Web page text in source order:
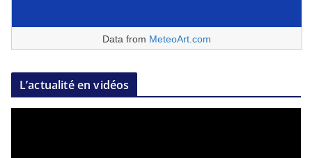
Data from MeteoArt.com
L’actualité en vidéos